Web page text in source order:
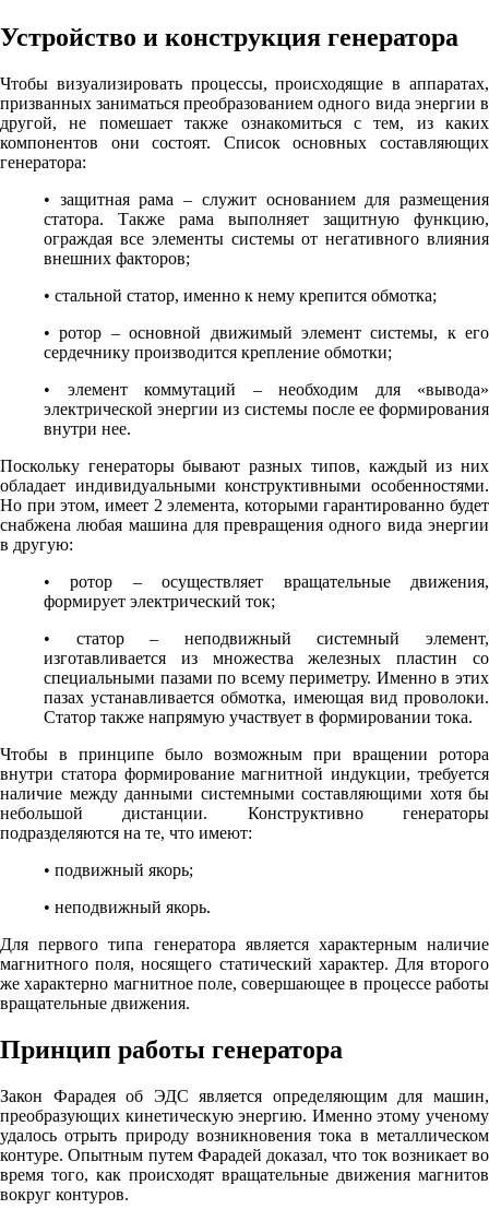
Устройство и конструкция генератора
Чтобы визуализировать процессы, происходящие в аппаратах,
призванных заниматься преобразованием одного вида энергии в
другой, не помешает также ознакомиться с тем, из каких
компонентов они состоят. Список основных составляющих
генератора:
• защитная рама – служит основанием для размещения
статора. Также рама выполняет защитную функцию,
ограждая все элементы системы от негативного влияния
внешних факторов;
• стальной статор, именно к нему крепится обмотка;
• ротор – основной движимый элемент системы, к его
сердечнику производится крепление обмотки;
• элемент коммутаций – необходим для «вывода»
электрической энергии из системы после ее формирования
внутри нее.
Поскольку генераторы бывают разных типов, каждый из них
обладает индивидуальными конструктивными особенностями.
Но при этом, имеет 2 элемента, которыми гарантированно будет
снабжена любая машина для превращения одного вида энергии
в другую:
• ротор – осуществляет вращательные движения,
формирует электрический ток;
• статор – неподвижный системный элемент,
изготавливается из множества железных пластин со
специальными пазами по всему периметру. Именно в этих
пазах устанавливается обмотка, имеющая вид проволоки.
Статор также напрямую участвует в формировании тока.
Чтобы в принципе было возможным при вращении ротора
внутри статора формирование магнитной индукции, требуется
наличие между данными системными составляющими хотя бы
небольшой дистанции. Конструктивно генераторы
подразделяются на те, что имеют:
• подвижный якорь;
• неподвижный якорь.
Для первого типа генератора является характерным наличие
магнитного поля, носящего статический характер. Для второго
же характерно магнитное поле, совершающее в процессе работы
вращательные движения.
Принцип работы генератора
Закон Фарадея об ЭДС является определяющим для машин,
преобразующих кинетическую энергию. Именно этому ученому
удалось отрыть природу возникновения тока в металлическом
контуре. Опытным путем Фарадей доказал, что ток возникает во
время того, как происходят вращательные движения магнитов
вокруг контуров.